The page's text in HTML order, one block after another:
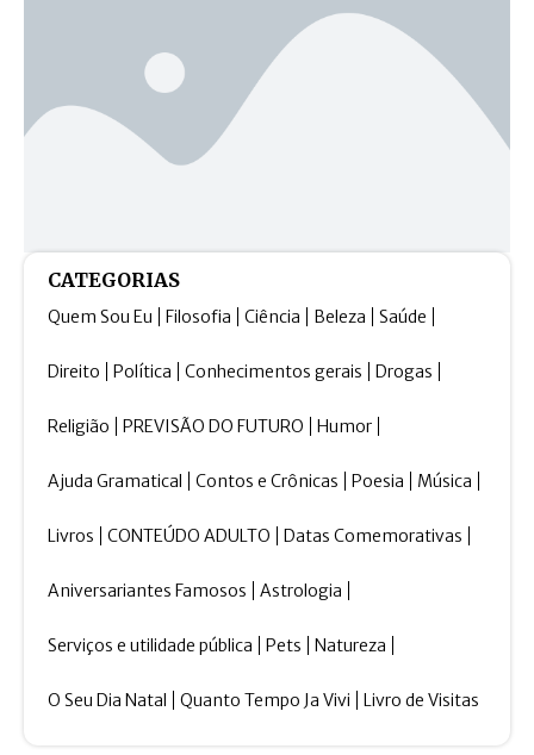
CATEGORIAS
Quem Sou Eu Filosofia Ciência Beleza Saúde
Direito Política Conhecimentos gerais Drogas
Religião PREVISÃO DO FUTURO Humor
Ajuda Gramatical Contos e Crônicas Poesia Música
Livros CONTEÚDO ADULTO Datas Comemorativas
Aniversariantes Famosos Astrologia
Serviços e utilidade pública Pets Natureza
O Seu Dia Natal Quanto Tempo Ja Vivi Livro de Visitas